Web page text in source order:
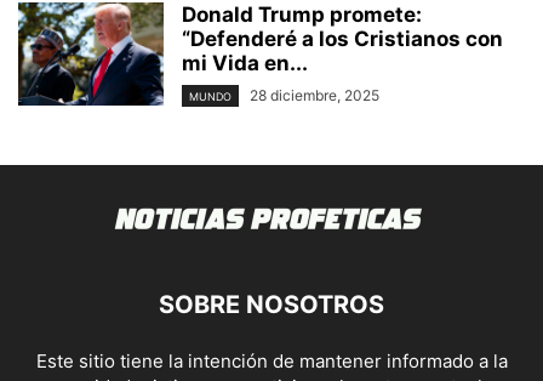
Donald Trump promete:
“Defenderé a los Cristianos con
mi Vida en...
MUNDO 28 diciembre, 2025
SOBRE NOSOTROS
Este sitio tiene la intención de mantener informado a la